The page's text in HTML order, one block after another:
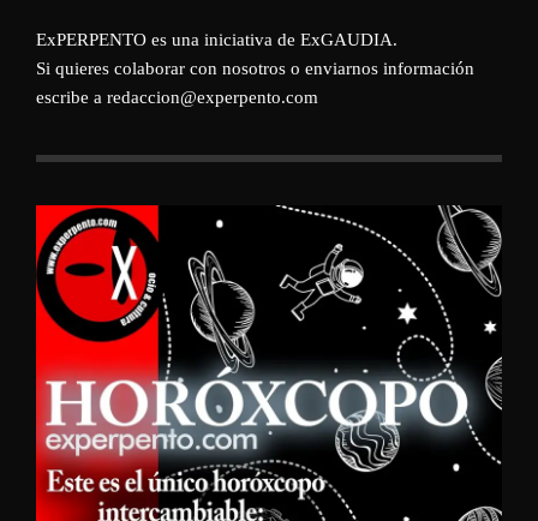
ExPERPENTO es una iniciativa de ExGAUDIA.
Si quieres colaborar con nosotros o enviarnos información
escribe a redaccion@experpento.com